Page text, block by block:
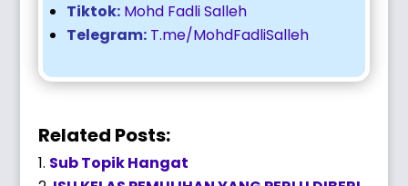
Tiktok: Mohd Fadli Salleh
Telegram: T.me/MohdFadliSalleh
Related Posts:
Sub Topik Hangat